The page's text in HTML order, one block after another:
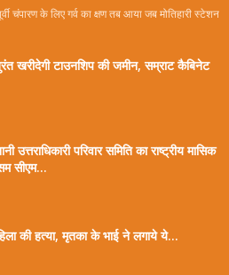
चंपारण के लिए गर्व का क्षण तब आया जब मोतिहारी स्टेशन
खरीदेगी टाउनशिप की जमीन, सम्राट कैबिनेट
उत्तराधिकारी परिवार समिति का राष्ट्रीय मासिक
सीएम...
की हत्या, मृतका के भाई ने लगाये ये...